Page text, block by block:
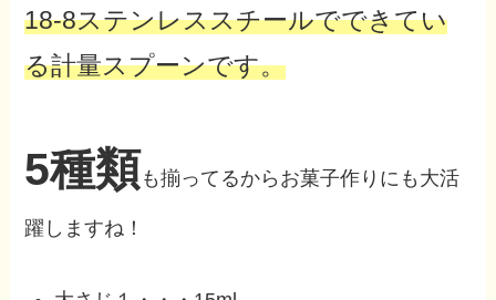
18-8ステンレススチールでできてい
る計量スプーンです。
5種類も揃ってるからお菓子作りにも大活
躍しますね！